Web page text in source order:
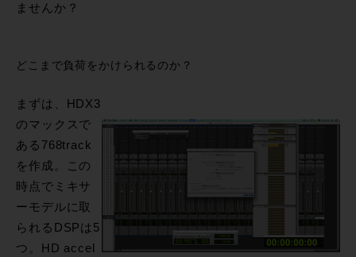
ませんか？
どこまで負荷をかけられるのか？
まずは、HDX3
のマックスで
ある768track
を作成。この
時点でミキサ
ーモデルに取
られるDSPは5
つ。HD accel